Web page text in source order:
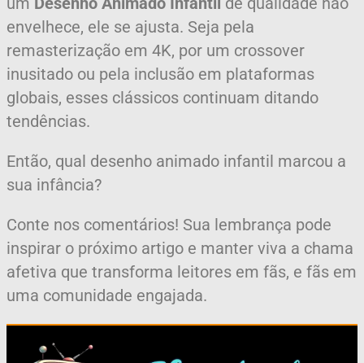
envelhece, ele se ajusta. Seja pela
remasterização em 4K, por um crossover
inusitado ou pela inclusão em plataformas
globais, esses clássicos continuam ditando
tendências.
Então, qual desenho animado infantil marcou a
sua infância?
Conte nos comentários! Sua lembrança pode
inspirar o próximo artigo e manter viva a chama
afetiva que transforma leitores em fãs, e fãs em
uma comunidade engajada.